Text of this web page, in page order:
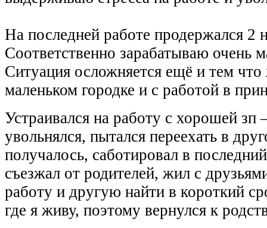
На последней работе продержался 2
Соответственно зарабатываю очень
Ситуация осложняется ещё и тем
маленьком городке и с работой в
Устраивался на работу с хорошей
увольнялся, пытался переехать в
получалось, саботировал в
съезжал от родителей, жил с
работу и другую найти в короткий
где я живу, поэтому вернулся к